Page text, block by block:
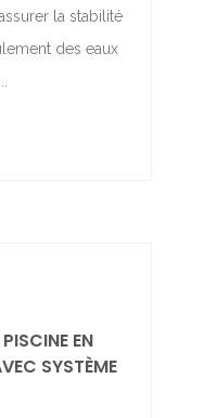
la stabilité
des eaux
EN
SYSTÈME